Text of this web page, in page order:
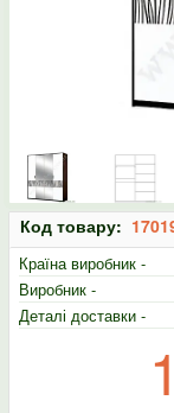
Код товару:
Країна виробник -
Виробник -
Деталі доставки -